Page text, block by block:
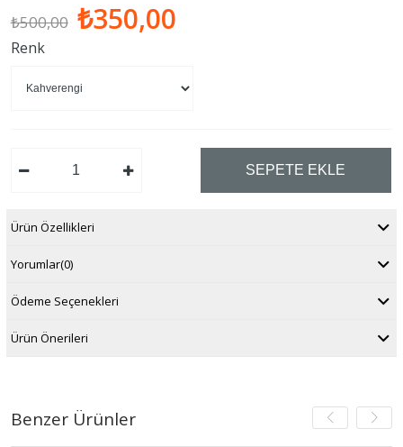
₺500,00 ₺350,00
Renk
Ürün Özellikleri
Yorumlar(0)
Ödeme Seçenekleri
Ürün Önerileri
Benzer Ürünler